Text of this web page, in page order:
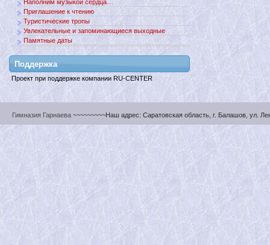
Наполним музыкой сердца…
Приглашение к чтению
Туристические тропы
Увлекательные и запоминающиеся выходные
Памятные даты
Поддержкa
Проект при поддержке компании RU-CENTER
Гимназия Гарнаева ~~~~~~~~~Наш адрес: Саратовская область, г. Балашов, ул.